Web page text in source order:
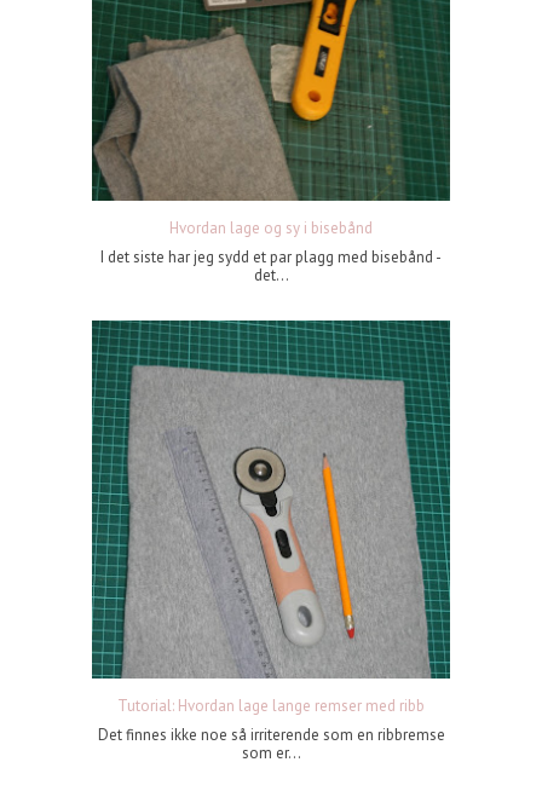
Hvordan lage og sy i bisebånd
I det siste har jeg sydd et par plagg med bisebånd -
det...
Tutorial: Hvordan lage lange remser med ribb
Det finnes ikke noe så irriterende som en ribbremse
som er...